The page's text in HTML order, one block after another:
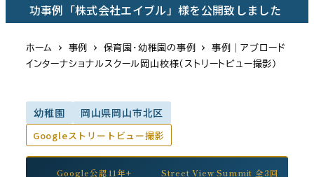
功事例「株式会社エイブル」様を公開致しました
ホーム 事例 保育園・幼稚園の事例
事例｜アブロード
インターナショナルスクール岡山校様（ストリートビュー撮影）
幼稚園 岡山県岡山市北区
Googleストリートビュー撮影
Google公認11年+
Street View Summit 全3回